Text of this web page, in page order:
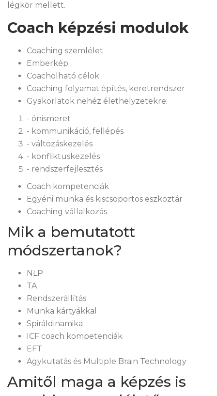
légkör mellett.
Coach képzési modulok
Coaching szemlélet
Emberkép
Coacholható célok
Coaching folyamat építés, keretrendszer
Gyakorlatok nehéz élethelyzetekre:
- önismeret
- kommunikáció, fellépés
- változáskezelés
- konfliktuskezelés
- rendszerfejlesztés
Coach kompetenciák
Egyéni munka és kiscsoportos eszköztár
Coaching vállalkozás
Mik a bemutatott
módszertanok?
NLP
TA
Rendszerállítás
Munka kártyákkal
Spiráldinamika
ICF coach kompetenciák
EFT
Agykutatás és Multiple Brain Technology
Amitől maga a képzés is